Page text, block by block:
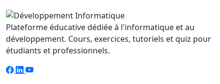
Plateforme éducative dédiée à l'informatique et au
développement. Cours, exercices, tutoriels et quiz pour
étudiants et professionnels.